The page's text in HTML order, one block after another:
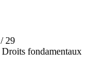
/ 29
Droits fondamentaux